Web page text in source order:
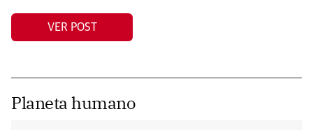
VER POST
Planeta humano